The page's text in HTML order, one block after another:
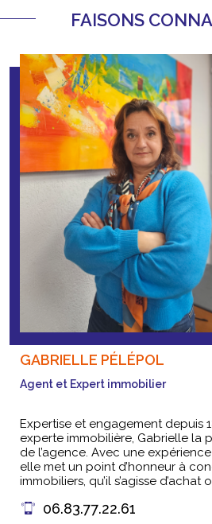
FAISONS
GABRIELLE PÉLÉPOL
experte immobilière, Gabrielle la
de l’agence. Avec une
elle met un point d’honneur à
immobiliers, qu’il s’agisse d’achat
06.83.77.22.61